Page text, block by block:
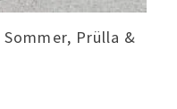
Prülla &